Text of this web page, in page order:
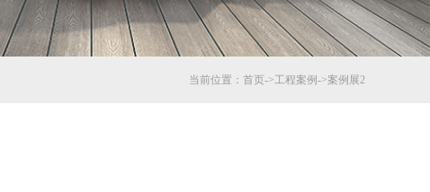
当前位置： 首页->工程案例 ->案例展2